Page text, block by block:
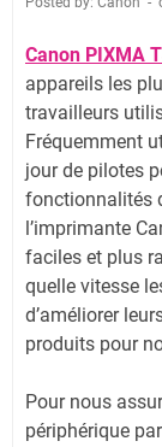
Canon PIXMA
appareils les
travailleurs
Fréquemment
jour de pilotes
fonctionnalités
l’imprimante
faciles et plus
quelle vitesse
d’améliorer
produits pour
Pour nous
périphérique